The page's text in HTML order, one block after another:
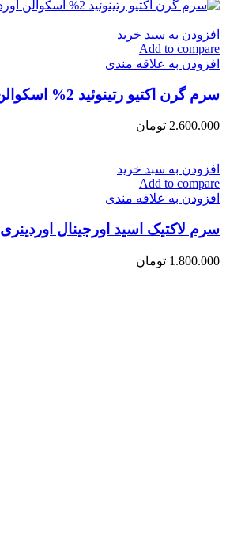
افزودن به سبد خرید
Add to compare
افزودن به علاقه مندی
سرم گرن اکتیو رتینوئید 2% اسکوالن اوردینری
2.600.000 تومان
افزودن به سبد خرید
Add to compare
افزودن به علاقه مندی
سرم لاکتیک اسید اورجینال اوردینری
1.800.000 تومان